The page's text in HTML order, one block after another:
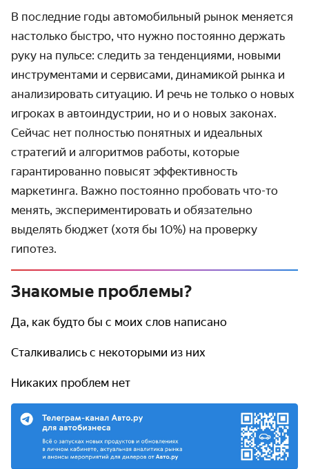
В последние годы автомобильный рынок меняется
настолько быстро, что нужно постоянно держать
руку на пульсе: следить за тенденциями, новыми
инструментами и сервисами, динамикой рынка и
анализировать ситуацию. И речь не только о новых
игроках в автоиндустрии, но и о новых законах.
Сейчас нет полностью понятных и идеальных
стратегий и алгоритмов работы, которые
гарантированно повысят эффективность
маркетинга. Важно постоянно пробовать что-то
менять, экспериментировать и обязательно
выделять бюджет (хотя бы 10%) на проверку
гипотез.
Знакомые проблемы?
Да, как будто бы с моих слов написано
Сталкивались с некоторыми из них
Никаких проблем нет